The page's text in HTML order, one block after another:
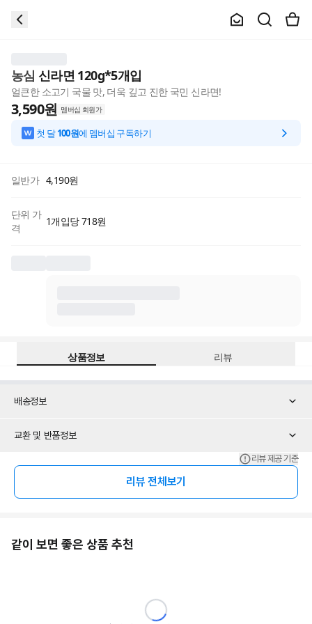
농심 신라면 120g*5개입
얼큰한 소고기 국물 맛, 더욱 깊고 진한 국민 신라면!
3,590원 멤버십 회원가
첫 달100원에 멤버십 구독하기
일반가 4,190원
단위 가
격
1개입당 718원
상품정보 리뷰
배송정보
교환 및 반품정보
리뷰 제공 기준
리뷰 전체보기
같이 보면 좋은 상품 추천